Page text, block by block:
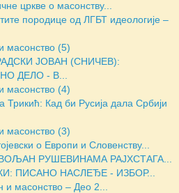
цркве о масонству...
породице од ЛГБТ идеологије –
масонство (5)
ЈОВАН (СНИЧЕВ):
ДЕЛО - В...
масонство (4)
Кад би Русија дала Србији
масонство (3)
о Европи и Словенству...
РУШЕВИНАМА РАЈХСТАГА...
ПИСАНО НАСЛЕЂЕ - ИЗБОР...
масонство – Део 2...